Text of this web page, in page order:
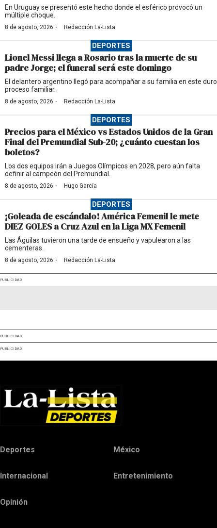
En Uruguay se presentó este hecho donde el esférico provocó un
múltiple choque.
8 de agosto, 2026 · Redacción La-Lista
DEPORTES
Lionel Messi llega a Rosario tras la muerte de su
padre Jorge; el funeral será este domingo
El delantero argentino llegó para acompañar a su familia en este duro
proceso familiar.
8 de agosto, 2026 · Redacción La-Lista
DEPORTES
Precios para el México vs Estados Unidos de la Gran
Final del Premundial Sub-20; ¿cuánto cuestan los
boletos?
Los dos equipos irán a Juegos Olímpicos en 2028, pero aún falta
definir al campeón del Premundial.
8 de agosto, 2026 · Hugo García
DEPORTES
¡Goleada de escándalo! América Femenil le mete
DIEZ GOLES a Cruz Azul en la Liga MX Femenil
Las Águilas tuvieron una tarde de ensueño y vapulearon a las
cementeras.
8 de agosto, 2026 · Redacción La-Lista
PUBLICIDAD
PUBLICIDAD
PUBLICIDAD
Deportes México
Internacional Entretenimiento
Opinión